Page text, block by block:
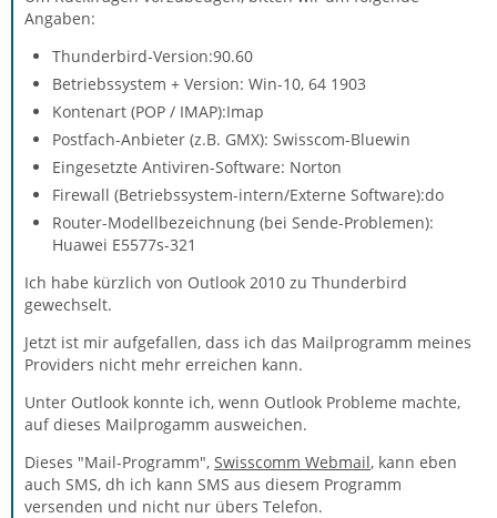
Angaben:
Thunderbird-Version:90.60
Betriebssystem + Version: Win-10, 64 1903
Kontenart (POP / IMAP):Imap
Postfach-Anbieter (z.B. GMX): Swisscom-Bluewin
Eingesetzte Antiviren-Software: Norton
Firewall (Betriebssystem-intern/Externe Software):do
Router-Modellbezeichnung (bei Sende-Problemen):
Huawei E5577s-321
Ich habe kürzlich von Outlook 2010 zu Thunderbird
gewechselt.
Jetzt ist mir aufgefallen, dass ich das Mailprogramm meines
Providers nicht mehr erreichen kann.
Unter Outlook konnte ich, wenn Outlook Probleme machte,
auf dieses Mailprogamm ausweichen.
Dieses "Mail-Programm", Swisscomm Webmail, kann eben
auch SMS, dh ich kann SMS aus diesem Programm
versenden und nicht nur übers Telefon.